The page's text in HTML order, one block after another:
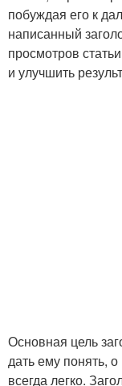
побуждая его к
написанный
просмотров
и улучшить
Основная цель
дать ему понять,
всегда легко.